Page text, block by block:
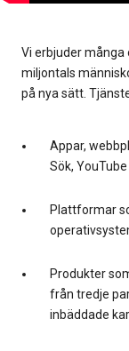
Vi erbjuder många
miljontals
på nya sätt.
Appar,
Sök,
Plattformar
Produkter
från tredje
inbäddade